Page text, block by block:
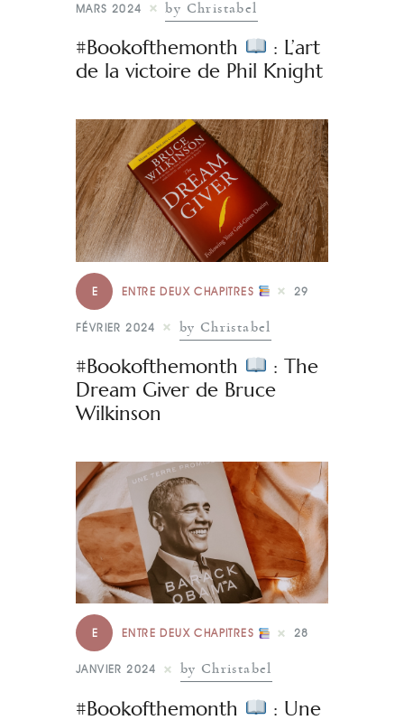
MARS 2024 by Christabel
#Bookofthemonth
: L’art
de la victoire de Phil Knight
E ENTRE DEUX CHAPITRES 29
FÉVRIER 2024 by Christabel
#Bookofthemonth
: The
Dream Giver de Bruce
Wilkinson
E ENTRE DEUX CHAPITRES 28
JANVIER 2024 by Christabel
#Bookofthemonth
: Une